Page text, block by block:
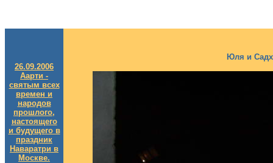
26.09.2006
Аарти -
святым всех
времен и
народов
прошлого,
настоящего
и будущего в
праздник
Наваратри в
Москве.
Юля и